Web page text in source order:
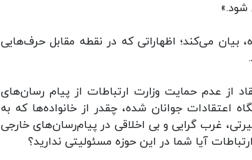
شود.»
بیان می‌کند؛ اظهاراتی که در نقطه مقابل حرف‌هایی
از عدم حمایت وزارت ارتباطات از پیام رسان‌های
اعتقادات جوانان شده، چقدر از خانواده‌ها که به
غرب گرایی و بی اخلاقی در پیام‌رسان‌های خارجی
آیا شما در این حوزه مسئولیتی ندارید؟